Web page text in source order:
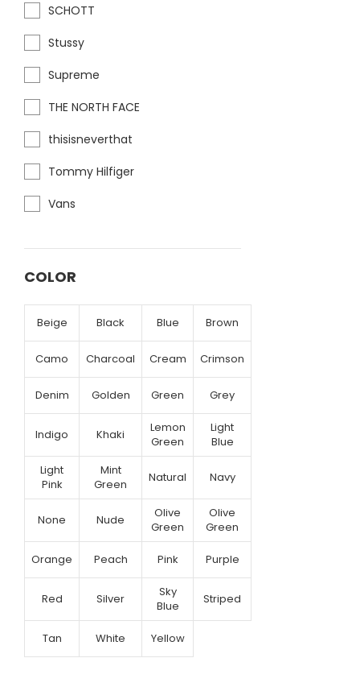
SCHOTT
Stussy
Supreme
THE NORTH FACE
thisisneverthat
Tommy Hilfiger
Vans
COLOR
Beige Black Blue Brown
Camo Charcoal Cream Crimson
Denim Golden Green Grey
Indigo Khaki
Lemon
Green
Light
Blue
Light
Pink
Mint
Green
Natural Navy
None Nude
Olive
Green
Olive
Green
Orange Peach Pink Purple
Red Silver
Sky
Blue
Striped
Tan White Yellow